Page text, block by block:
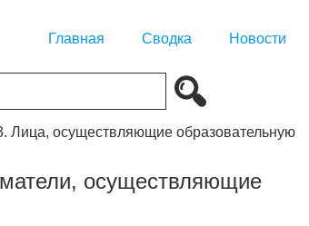
Главная Сводка Новости
Лица, осуществляющие образовательную
осуществляющие